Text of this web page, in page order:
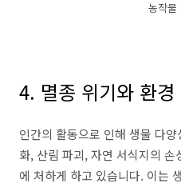
농작물
4. 멸종 위기와 환경
인간의 활동으로 인해 생물 다
화, 산림 파괴, 자연 서식지의
에 처하게 하고 있습니다. 이는